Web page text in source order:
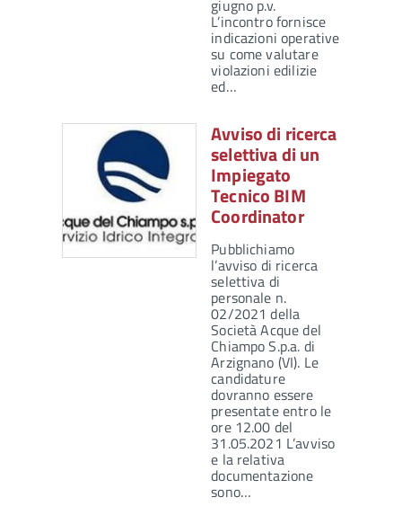
giugno p.v.
L’incontro fornisce
indicazioni operative
su come valutare
violazioni edilizie
ed…
Avviso di ricerca
selettiva di un
Impiegato
Tecnico BIM
Coordinator
Pubblichiamo
l’avviso di ricerca
selettiva di
personale n.
02/2021 della
Società Acque del
Chiampo S.p.a. di
Arzignano (VI). Le
candidature
dovranno essere
presentate entro le
ore 12.00 del
31.05.2021 L’avviso
e la relativa
documentazione
sono…